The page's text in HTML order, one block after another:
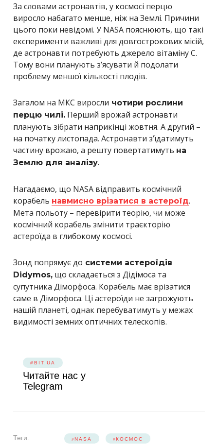
За словами астронавтів, у космосі перцю
виросло набагато менше, ніж на Землі. Причини
цього поки невідомі. У NASA пояснюють, що такі
експерименти важливі для довгострокових місій,
де астронавти потребують джерело вітаміну С.
Тому вони планують з’ясувати й подолати
проблему меншої кількості плодів.
Загалом на МКС виросли чотири рослини
перцю чилі. Перший врожай астронавти
планують зібрати наприкінці жовтня. А другий –
на початку листопада. Астронавти з’їдатимуть
частину врожаю, а решту повертатимуть на
Землю для аналізу.
Нагадаємо, що NASA відправить космічний
корабель навмисно врізатися в астероїд.
Мета польоту – перевірити теорію, чи може
космічний корабель змінити траєкторію
астероїда в глибокому космосі.
Зонд попрямує до системи астероїдів
Didymos, що складається з Дідімоса та
супутника Діморфоса. Корабель має врізатися
саме в Діморфоса. Ці астероїди не загрожують
нашій планеті, однак перебуватимуть у межах
видимості земних оптичних телескопів.
#BIT.UA
Читайте нас у
Telegram
Теги: NASA КОСМОС